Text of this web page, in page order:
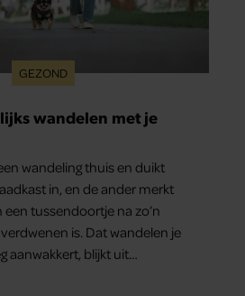
GEZOND
wandelen met je
wandeling thuis en duikt
in, en de ander merkt
een tussendoortje na zo’n
is. Dat wandelen je
aanwakkert, blijkt uit